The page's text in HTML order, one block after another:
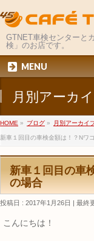
GTNET車検センターと
検」のお店です。
MENU
月別アーカ
HOME » ブログ » 月別アーカイ
新車１回目の車検金額は！？Nワ
新車１回目の車
の場合
投稿日 : 2017年1月26日 最終
こんにちは！